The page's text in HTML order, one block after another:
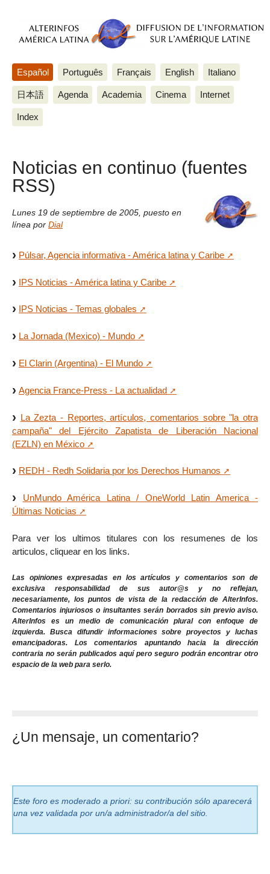
Español Português Français English Italiano
日本語 Agenda Academia Cinema Internet
Index
Noticias en continuo (fuentes
RSS)
Lunes 19 de septiembre de 2005 puesto en
línea por Dial
Púlsar, Agencia informativa - América latina y Caribe
IPS Noticias - América latina y Caribe
IPS Noticias - Temas globales
La Jornada (Mexico) - Mundo
El Clarin (Argentina) - El Mundo
Agencia France-Press - La actualidad
La Zezta - Reportes, artículos, comentarios sobre "la otra
campaña" del Ejército Zapatista de Liberación Nacional
(EZLN) en México
REDH - Redh Solidaria por los Derechos Humanos
UnMundo América Latina / OneWorld Latin America -
Últimas Noticias
Para ver los ultimos titulares con los resumenes de los
articulos, cliquear en los links.
Las opiniones expresadas en los artículos y comentarios son de
exclusiva responsabilidad de sus autor@s y no reflejan,
necesariamente, los puntos de vista de la redacción de AlterInfos.
Comentarios injuriosos o insultantes serán borrados sin previo aviso.
AlterInfos es un medio de comunicación plural con enfoque de
izquierda. Busca difundir informaciones sobre proyectos y luchas
emancipadoras. Los comentarios apuntando hacia la dirección
contraria no serán publicados aquí pero seguro podrán encontrar otro
espacio de la web para serlo.
¿Un mensaje, un comentario?
Este foro es moderado a priori: su contribución sólo aparecerá
una vez validada por un/a administrador/a del sitio.